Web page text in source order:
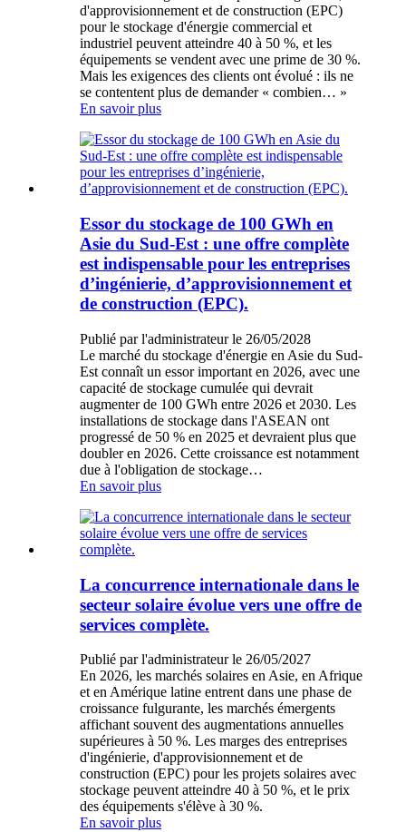
d'approvisionnement et de construction (EPC)
pour le stockage d'énergie commercial et
industriel peuvent atteindre 40 à 50 %, et les
équipements se vendent avec une prime de 30 %.
Mais les exigences des clients ont évolué : ils ne
se contentent plus de demander « combien… »
En savoir plus
Essor du stockage de 100 GWh en
Asie du Sud-Est : une offre complète
est indispensable pour les entreprises
d’ingénierie, d’approvisionnement et
de construction (EPC).
Publié par l'administrateur le 26/05/2028
Le marché du stockage d'énergie en Asie du Sud-
Est connaît un essor important en 2026, avec une
capacité de stockage cumulée qui devrait
augmenter de 100 GWh entre 2026 et 2030. Les
installations de stockage dans l'ASEAN ont
progressé de 50 % en 2025 et devraient plus que
doubler en 2026. Cette croissance est notamment
due à l'obligation de stockage…
En savoir plus
La concurrence internationale dans le
secteur solaire évolue vers une offre de
services complète.
Publié par l'administrateur le 26/05/2027
En 2026, les marchés solaires en Asie, en Afrique
et en Amérique latine entrent dans une phase de
croissance fulgurante, les marchés émergents
affichant souvent des augmentations annuelles
supérieures à 50 %. Les marges des entreprises
d'ingénierie, d'approvisionnement et de
construction (EPC) pour les projets solaires avec
stockage peuvent atteindre 40 à 50 %, et le prix
des équipements s'élève à 30 %.
En savoir plus